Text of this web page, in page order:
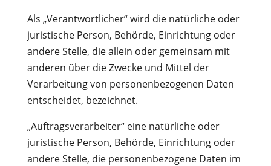
Als „Verantwortlicher“ wird die natürliche oder
juristische Person, Behörde, Einrichtung oder
andere Stelle, die allein oder gemeinsam mit
anderen über die Zwecke und Mittel der
Verarbeitung von personenbezogenen Daten
entscheidet, bezeichnet.
„Auftragsverarbeiter“ eine natürliche oder
juristische Person, Behörde, Einrichtung oder
andere Stelle, die personenbezogene Daten im